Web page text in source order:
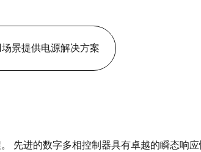
景提供电源解决方案
先进的数字多相控制器具有卓越的瞬态响